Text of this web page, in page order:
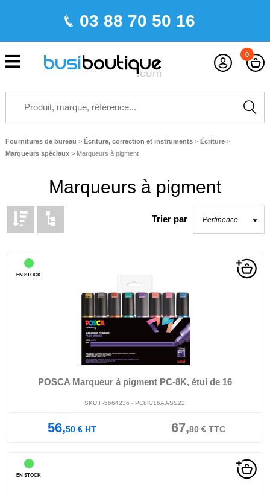
03 88 70 50 16
0
Fournitures de bureau > Écriture, correction et instruments > Écriture >
Marqueurs spéciaux > Marqueurs à pigment
Marqueurs à pigment
Trier par
POSCA Marqueur à pigment PC-8K, étui de 16
SKU F-5664236 - PC8K/16A ASS22
56,50€HT 67,80€TTC
EN STOCK
EN STOCK